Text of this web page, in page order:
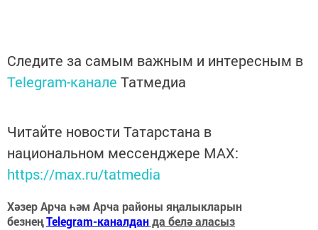
Следите за самым важным и интересным в
Telegram-канале Татмедиа
Читайте новости Татарстана в
национальном мессенджере MАХ:
https://max.ru/tatmedia
Хәзер Арча һәм Арча районы яңалыкларын
безнеңTelegram-каналданда белә аласыз